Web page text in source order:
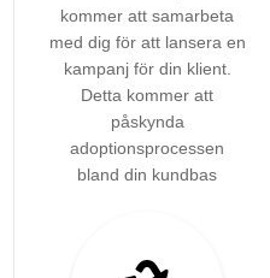
kommer att samarbeta
med dig för att lansera en
kampanj för din klient.
Detta kommer att
påskynda
adoptionsprocessen
bland din kundbas